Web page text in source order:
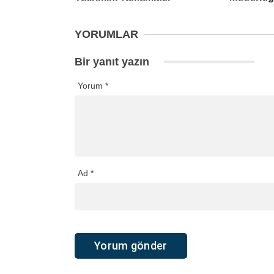
YORUMLAR
Bir yanıt yazın
Yorum *
Ad *